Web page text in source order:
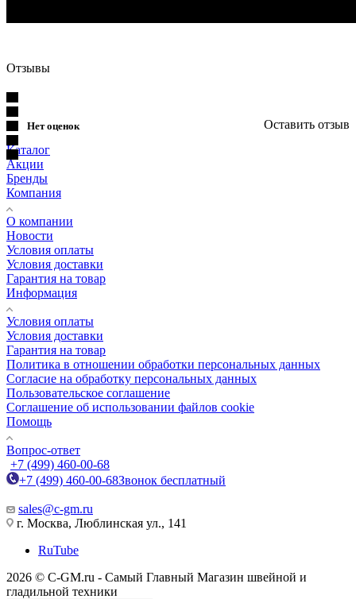
Отзывы
Нет оценок
Оставить отзыв
Каталог
Акции
Бренды
Компания
О компании
Новости
Условия оплаты
Условия доставки
Гарантия на товар
Информация
Условия оплаты
Условия доставки
Гарантия на товар
Политика в отношении обработки персональных данных
Cогласие на обработку персональных данных
Пользовательское соглашение
Cоглашение об использовании файлов cookie
Помощь
Вопрос-ответ
+7 (499) 460-00-68
+7 (499) 460-00-68Звонок бесплатный
sales@c-gm.ru
г. Москва, Люблинская ул., 141
RuTube
2026 © C-GM.ru - Самый Главный Магазин швейной и
гладильной техники